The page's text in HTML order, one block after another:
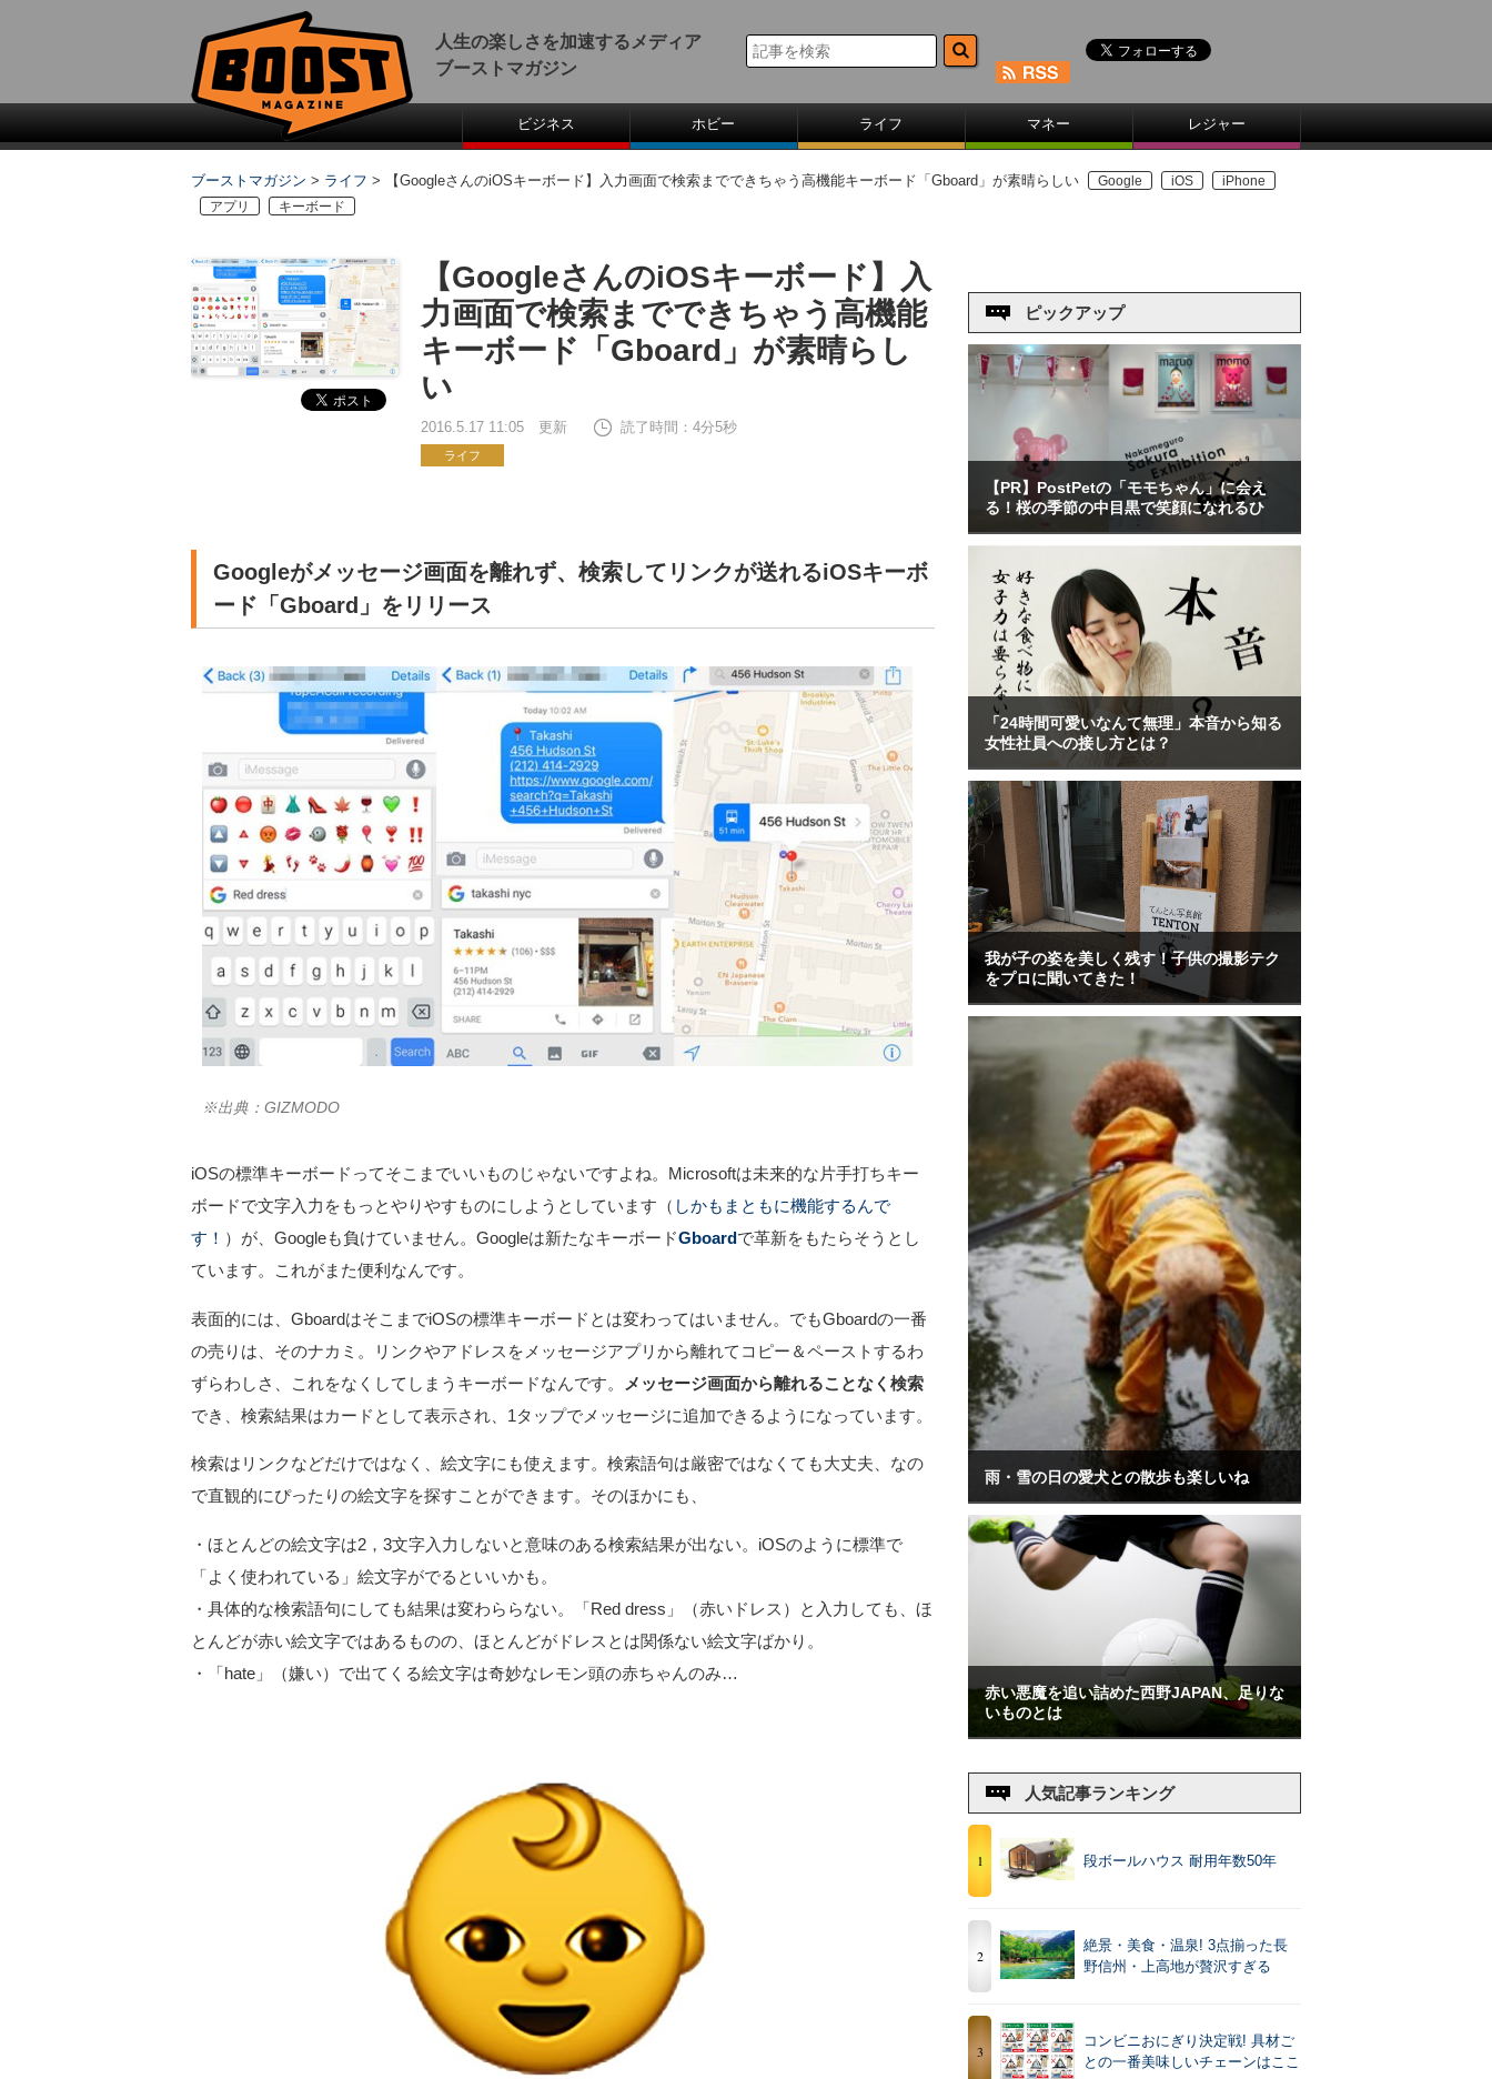
人生の楽しさを加速するメディア
ブーストマガジン
ビジネス ホビー ライフ マネー レジャー
ブーストマガジン > ライフ > 【GoogleさんのiOSキーボード】入力画面で検索までできちゃう高機能キーボード「Gboard」が素晴らしい Google iOS
iPhone
アプリ
キーボード
【GoogleさんのiOSキーボード】入
力画面で検索までできちゃう高機能
キーボード「Gboard」が素晴らし
い
2016.5.17 11:05 更新 読了時間：4分5秒
ライフ
Googleがメッセージ画面を離れず、検索してリンクが送れるiOSキーボ
ード「Gboard」をリリース
※出典：GIZMODO
iOSの標準キーボードってそこまでいいものじゃないですよね。Microsoftは未来的な片手打ちキー
ボードで文字入力をもっとやりやすものにしようとしています（ しかもまともに機能するんで
す！ ）が、Googleも負けていません。Googleは新たなキーボードGboard で革新をもたらそうとし
ています。これがまた便利なんです。
表面的には、GboardはそこまでiOSの標準キーボードとは変わってはいません。でもGboardの一番
の売りは、そのナカミ。リンクやアドレスをメッセージアプリから離れてコピー＆ペーストするわ
ずらわしさ、これをなくしてしまうキーボードなんです。
メッセージ画面から離れることなく検索
でき、検索結果はカードとして表示され、1タップでメッセージに追加できるようになっています。
検索はリンクなどだけではなく、絵文字にも使えます。検索語句は厳密ではなくても大丈夫、なの
で直観的にぴったりの絵文字を探すことができます。そのほかにも、
・ほとんどの絵文字は2，3文字入力しないと意味のある検索結果が出ない。iOSのように標準で
「よく使われている」絵文字がでるといいかも。
・具体的な検索語句にしても結果は変わららない。「Red dress」（赤いドレス）と入力しても、ほ
とんどが赤い絵文字ではあるものの、ほとんどがドレスとは関係ない絵文字ばかり。
・「hate」（嫌い）で出てくる絵文字は奇妙なレモン頭の赤ちゃんのみ…
ピックアップ
【PR】PostPetの「モモちゃん」に会え
る！桜の季節の中目黒で笑顔になれるひ
「24時間可愛いなんて無理」本音から知る
女性社員への接し方とは？
我が子の姿を美しく残す！子供の撮影テク
をプロに聞いてきた！
雨・雪の日の愛犬との散歩も楽しいね
赤い悪魔を追い詰めた西野JAPAN、足りな
いものとは
人気記事ランキング
1 段ボールハウス 耐用年数50年
2
絶景・美食・温泉! 3点揃った長
野信州・上高地が贅沢すぎる
3
コンビニおにぎり決定戦! 具材ご
との一番美味しいチェーンはここ